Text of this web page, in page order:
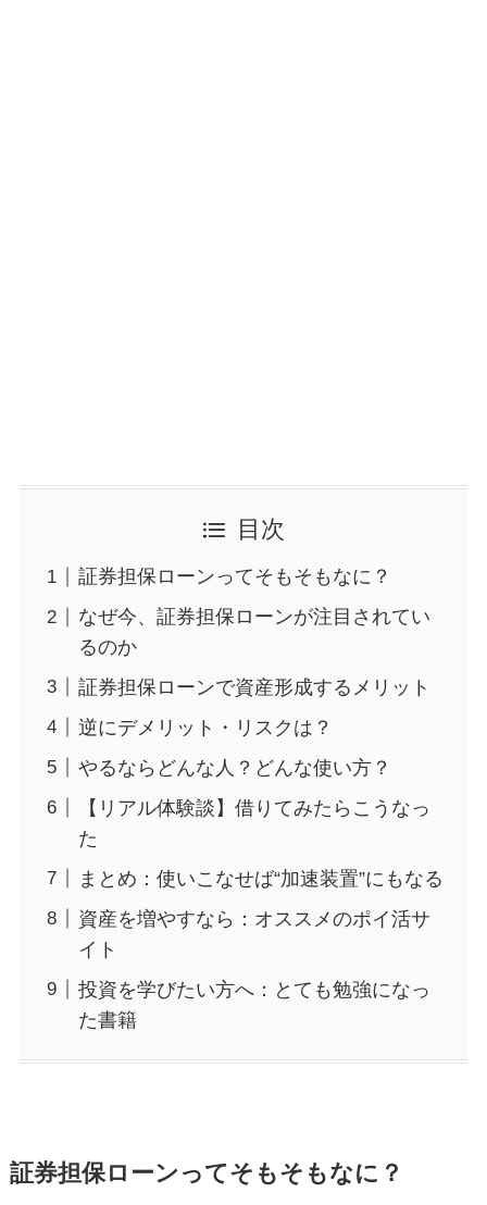
目次
証券担保ローンってそもそもなに？
なぜ今、証券担保ローンが注目されてい
るのか
証券担保ローンで資産形成するメリット
逆にデメリット・リスクは？
やるならどんな人？どんな使い方？
【リアル体験談】借りてみたらこうなっ
た
まとめ：使いこなせば“加速装置”にもなる
資産を増やすなら：オススメのポイ活サ
イト
投資を学びたい方へ：とても勉強になっ
た書籍
証券担保ローンってそもそもなに？